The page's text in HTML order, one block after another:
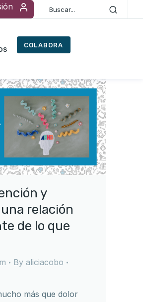
COLABORA
y
relación
de lo que
By aliciacobo
más que dolor